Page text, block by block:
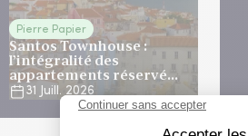
Pierre Papier
Santos Townhouse :
l’intégralité des
appartements réservés
à Lisbonne
31 Juill. 2026